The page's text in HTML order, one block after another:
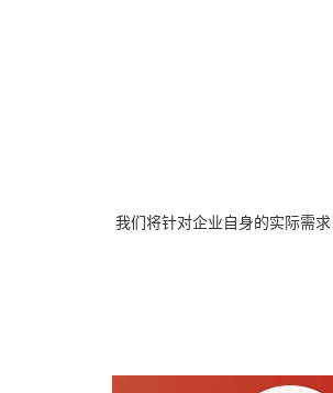
我们将针对企业自身的实际需